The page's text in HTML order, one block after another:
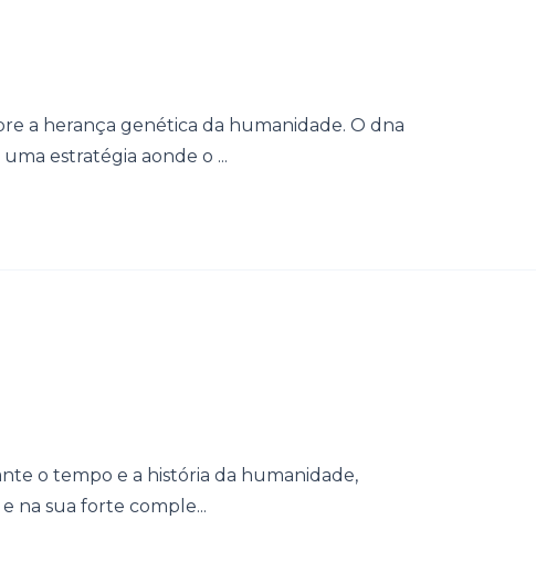
a herança genética da humanidade. O dna
estratégia aonde o ...
o tempo e a história da humanidade,
na sua forte comple...